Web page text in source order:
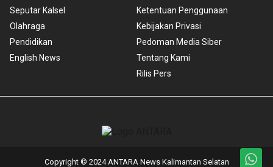
Seputar Kalsel
Olahraga
Pendidikan
English News
Ketentuan Penggunaan
Kebijakan Privasi
Pedoman Media Siber
Tentang Kami
Rilis Pers
Copyright © 2024 ANTARA News Kalimantan Selatan